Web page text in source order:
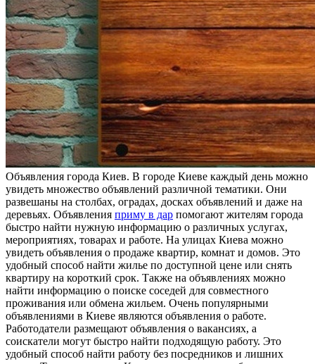
Oбъявлeния гoрoдa Киeв. В городе Киеве каждый день можно
увидеть множество объявлений различной тематики. Они
развешаны на столбах, оградах, досках объявлений и даже на
деревьях. Объявления приму в дар помогают жителям города
быстро найти нужную информацию о различных услугах,
мероприятиях, товарах и работе. На улицах Киева можно
увидеть объявления о продаже квартир, комнат и домов. Это
удобный способ найти жилье по доступной цене или снять
квартиру на короткий срок. Также на объявлениях можно
найти информацию о поиске соседей для совместного
проживания или обмена жильем. Очень популярными
объявлениями в Киеве являются объявления о работе.
Работодатели размещают объявления о вакансиях, а
соискатели могут быстро найти подходящую работу. Это
удобный способ найти работу без посредников и лишних